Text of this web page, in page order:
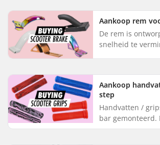
dat je deze
Aankoop rem
De rem is
snelheid te
naar beneden,
Aankoop
step
Handvatten /
bar gemonteerd.
fietsstuur, is het